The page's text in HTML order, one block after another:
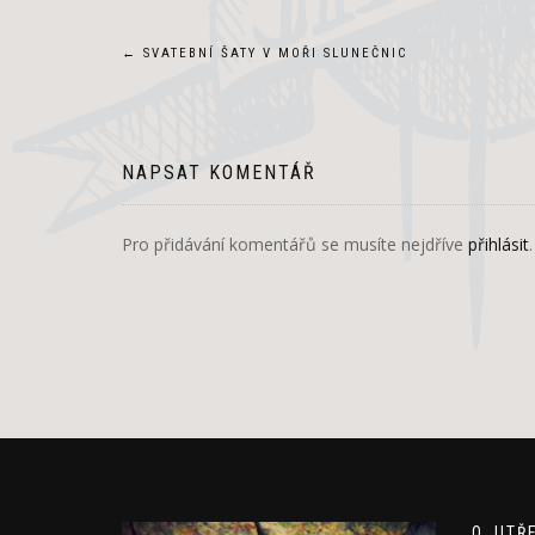
Navigace
příspěvek
← SVATEBNÍ ŠATY V MOŘI SLUNEČNIC
NAPSAT KOMENTÁŘ
Pro přidávání komentářů se musíte nejdříve přihlásit.